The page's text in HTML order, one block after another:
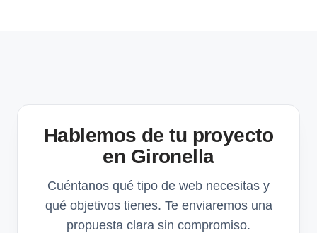
Hablemos de tu proyecto
en Gironella
Cuéntanos qué tipo de web necesitas y
qué objetivos tienes. Te enviaremos una
propuesta clara sin compromiso.